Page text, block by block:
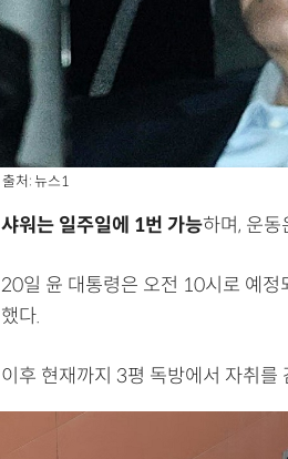
출처: 뉴스1
샤워는 일주일에 1번 가능하며, 운
20일 윤 대통령은 오전 10시로 예정
했다.
이후 현재까지 3평 독방에서 자취를